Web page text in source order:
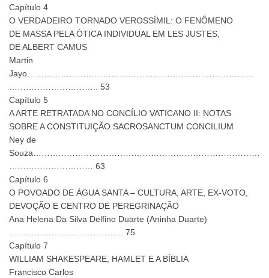
Capítulo 4
O VERDADEIRO TORNADO VEROSSÍMIL: O FENÔMENO
DE MASSA PELA ÓTICA INDIVIDUAL EM LES JUSTES,
DE ALBERT CAMUS
Martin
Jayo………………………………………………………………………
………………………….. 53
Capítulo 5
A ARTE RETRATADA NO CONCÍLIO VATICANO II: NOTAS
SOBRE A CONSTITUIÇÃO SACROSANCTUM CONCILIUM
Ney de
Souza………………………………………………………………………
………………………… 63
Capítulo 6
O POVOADO DE ÁGUA SANTA – CULTURA, ARTE, EX-VOTO,
DEVOÇÃO E CENTRO DE PEREGRINAÇÃO
Ana Helena Da Silva Delfino Duarte (Aninha Duarte)
………………………………….. 75
Capítulo 7
WILLIAM SHAKESPEARE, HAMLET E A BÍBLIA
Francisco Carlos